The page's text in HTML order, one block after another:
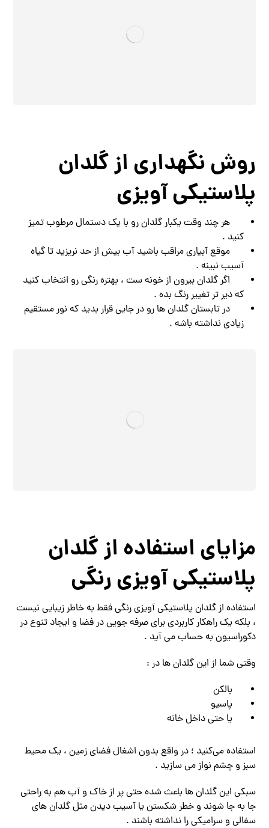
روش نگهداری از گلدان
پلاستیکی آویزی
هر چند وقت یکبار گلدان رو با یک دستمال مرطوب تمیز
کنید .
موقع آبیاری مراقب باشید آب بیش از حد نریزید تا گیاه
آسیب نبینه .
اگر گلدان بیرون از خونه‌ ست ، بهتره رنگی رو انتخاب کنید
که دیر تر تغییر رنگ بده .
در تابستان گلدان ‌ها رو در جایی قرار بدید که نور مستقیم
زیادی نداشته باشه .
مزایای استفاده از گلدان
پلاستیکی آویزی رنگی
استفاده از گلدان پلاستیکی آویزی رنگی فقط به خاطر زیبایی نیست
، بلکه یک راهکار کاربردی برای صرفه‌ جویی در فضا و ایجاد تنوع در
دکوراسیون به حساب می آید .
وقتی شما از این گلدان ‌ها در :
بالکن
پاسیو
یا حتی داخل خانه
استفاده می‌کنید ؛ در واقع بدون اشغال فضای زمین ، یک محیط
سبز و چشم‌ نواز می ‌سازید .
سبکی این گلدان ‌ها باعث شده حتی پر از خاک و آب هم به راحتی
جا به‌ جا شوند و خطر شکستن یا آسیب‌ دیدن مثل گلدان‌ های
سفالی و سرامیکی را نداشته باشند .